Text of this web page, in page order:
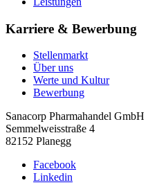
Karriere & Bewerbung
Stellenmarkt
Über uns
Werte und Kultur
Bewerbung
Sanacorp Pharmahandel GmbH
Semmelweisstraße 4
82152 Planegg
Facebook
Linkedin